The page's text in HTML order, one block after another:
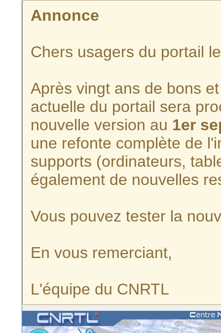
Annonce
Chers usagers du portail
Après vingt ans de bons
actuelle du portail sera
nouvelle version au 1er
une refonte complète de
supports (ordinateurs,
également de nouvelles
Vous pouvez tester la
En vous remerciant,
L'équipe du CNRTL